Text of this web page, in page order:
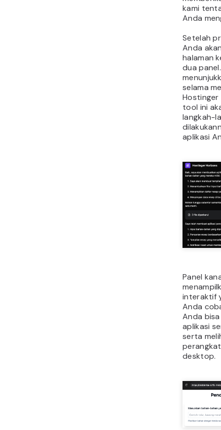
kami
Anda
Setelah
Anda
halaman
dua
selama
Hostinger
tool ini
langkah-
aplikasi
Panel
interaktif
Anda
Anda
aplikasi
serta
desktop.